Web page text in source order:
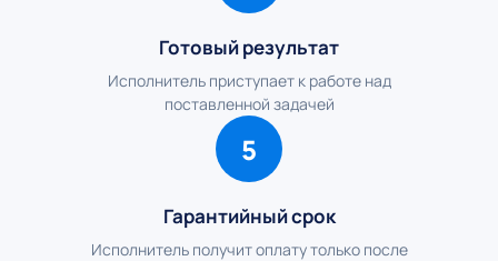
Готовый результат
Исполнитель приступает к работе над
поставленной задачей
5
Гарантийный срок
Исполнитель получит оплату только после